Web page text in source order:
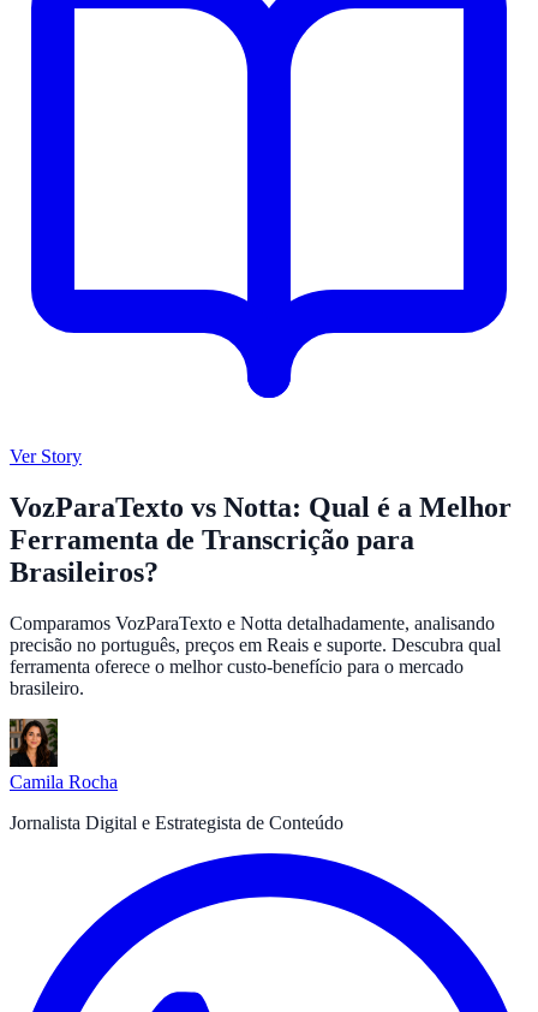
Ver Story
VozParaTexto vs Notta: Qual é a Melhor
Ferramenta de Transcrição para
Brasileiros?
Comparamos VozParaTexto e Notta detalhadamente, analisando
precisão no português, preços em Reais e suporte. Descubra qual
ferramenta oferece o melhor custo-benefício para o mercado
brasileiro.
Camila Rocha
Jornalista Digital e Estrategista de Conteúdo